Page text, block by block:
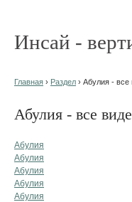
Инсай -
Главная › Раздел › Абулия - все
Абулия - все
Абулия
Абулия
Абулия
Абулия
Абулия